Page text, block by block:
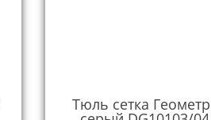
Тюль сетка